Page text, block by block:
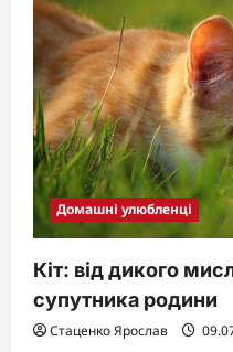
практичні
методи
та
поради
для
точної
оцінки
Домашні улюбленці
Кіт: від дикого
супутника родини
Стаценко Ярослав